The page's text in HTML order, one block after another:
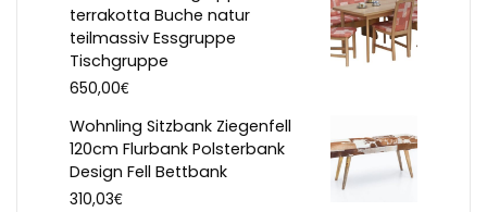
terrakotta Buche natur
teilmassiv Essgruppe
Tischgruppe
650,00€
Wohnling Sitzbank Ziegenfell
120cm Flurbank Polsterbank
Design Fell Bettbank
310,03€